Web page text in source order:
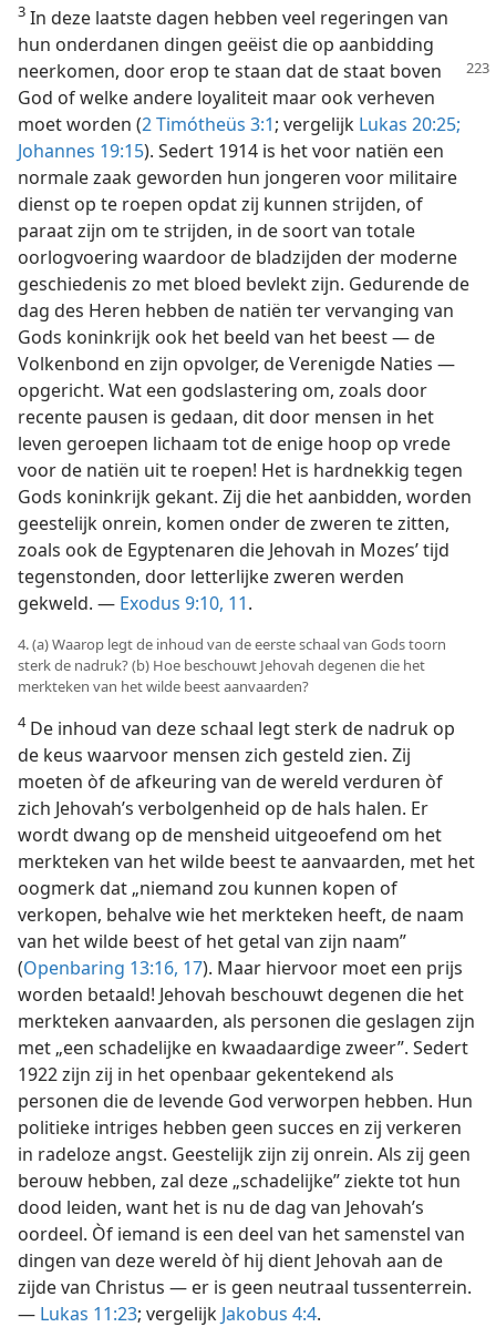
3 In deze laatste dagen hebben veel regeringen van
hun onderdanen dingen geëist die op aanbidding
neerkomen, door erop te staan dat de staat boven
God of welke andere loyaliteit maar ook verheven
moet worden (2 Timótheüs 3:1; vergelijk Lukas 20:25;
Johannes 19:15). Sedert 1914 is het voor natiën een
normale zaak geworden hun jongeren voor militaire
dienst op te roepen opdat zij kunnen strijden, of
paraat zijn om te strijden, in de soort van totale
oorlogvoering waardoor de bladzijden der moderne
geschiedenis zo met bloed bevlekt zijn. Gedurende de
dag des Heren hebben de natiën ter vervanging van
Gods koninkrijk ook het beeld van het beest — de
Volkenbond en zijn opvolger, de Verenigde Naties —
opgericht. Wat een godslastering om, zoals door
recente pausen is gedaan, dit door mensen in het
leven geroepen lichaam tot de enige hoop op vrede
voor de natiën uit te roepen! Het is hardnekkig tegen
Gods koninkrijk gekant. Zij die het aanbidden, worden
geestelijk onrein, komen onder de zweren te zitten,
zoals ook de Egyptenaren die Jehovah in Mozes’ tijd
tegenstonden, door letterlijke zweren werden
gekweld. — Exodus 9:10, 11.
4. (a) Waarop legt de inhoud van de eerste schaal van Gods toorn
sterk de nadruk? (b) Hoe beschouwt Jehovah degenen die het
merkteken van het wilde beest aanvaarden?
4De inhoud van deze schaal legt sterk de nadruk op
de keus waarvoor mensen zich gesteld zien. Zij
moeten òf de afkeuring van de wereld verduren òf
zich Jehovah’s verbolgenheid op de hals halen. Er
wordt dwang op de mensheid uitgeoefend om het
merkteken van het wilde beest te aanvaarden, met het
oogmerk dat „niemand zou kunnen kopen of
verkopen, behalve wie het merkteken heeft, de naam
van het wilde beest of het getal van zijn naam”
(Openbaring 13:16, 17). Maar hiervoor moet een prijs
worden betaald! Jehovah beschouwt degenen die het
merkteken aanvaarden, als personen die geslagen zijn
met „een schadelijke en kwaadaardige zweer”. Sedert
1922 zijn zij in het openbaar gekentekend als
personen die de levende God verworpen hebben. Hun
politieke intriges hebben geen succes en zij verkeren
in radeloze angst. Geestelijk zijn zij onrein. Als zij geen
berouw hebben, zal deze „schadelijke” ziekte tot hun
dood leiden, want het is nu de dag van Jehovah’s
oordeel. Òf iemand is een deel van het samenstel van
dingen van deze wereld òf hij dient Jehovah aan de
zijde van Christus — er is geen neutraal tussenterrein.
— Lukas 11:23; vergelijk Jakobus 4:4.